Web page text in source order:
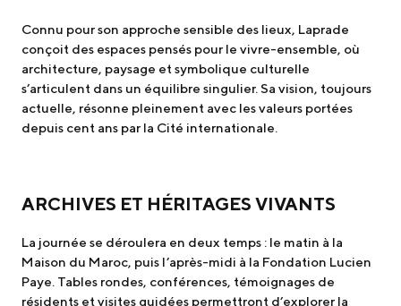
Connu pour son approche sensible des lieux, Laprade
conçoit des espaces pensés pour le vivre-ensemble, où
architecture, paysage et symbolique culturelle
s’articulent dans un équilibre singulier. Sa vision, toujours
actuelle, résonne pleinement avec les valeurs portées
depuis cent ans par la Cité internationale.
ARCHIVES ET HÉRITAGES VIVANTS
La journée se déroulera en deux temps : le matin à la
Maison du Maroc, puis l’après-midi à la Fondation Lucien
Paye. Tables rondes, conférences, témoignages de
résidents et visites guidées permettront d’explorer la